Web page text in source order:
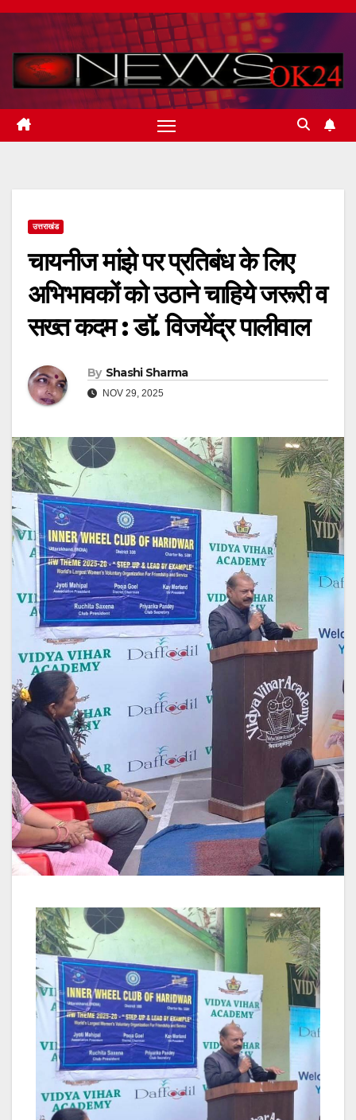
Skip
content
उत्तराखंड
चायनीज मांझे पर प्रतिबंध के लिए
अभिभावकों को उठाने चाहिये जरूरी व
सख्त कदम : डॉ. विजयेंद्र पालीवाल
By Shashi Sharma
NOV 29, 2025